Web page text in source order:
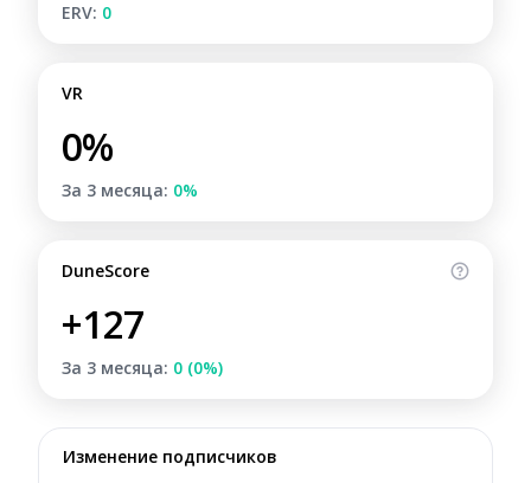
ERV: 0
VR
0%
За 3 месяца: 0%
DuneScore
+127
За 3 месяца: 0 (0%)
Изменение подписчиков